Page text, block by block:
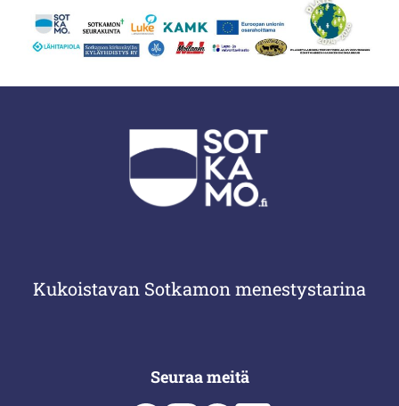
Kukoistavan Sotkamon menestystarina
Seuraa meitä